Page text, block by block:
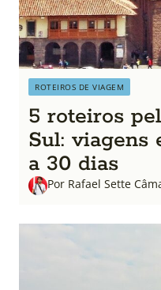
ROTEIROS DE VIAGEM
5 roteiros
Sul: viagens
a 30 dias
Por Rafael Sette